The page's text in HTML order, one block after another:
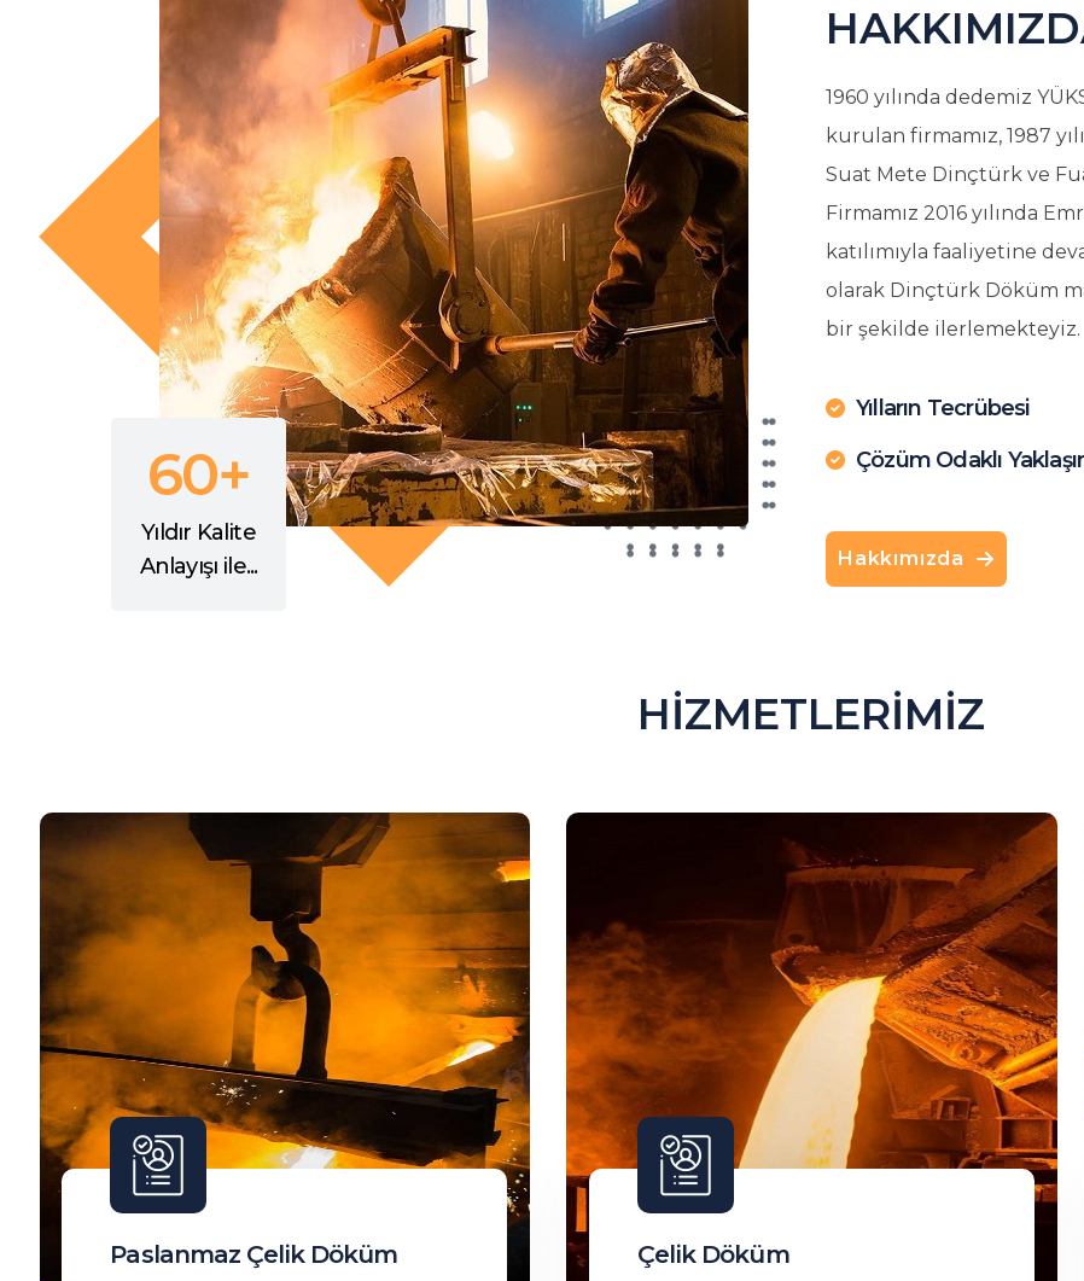
1960 yılında dedemiz
kurulan firmamız, 1987
Suat Mete Dinçtürk ve
Firmamız 2016 yılında
katılımıyla faaliyetine
olarak Dinçtürk Döküm
bir şekilde ilerlemekteyiz.
Yılların Tecrübesi
Çözüm Odaklı
Hakkımızda
60+
Yıldır Kalite
Anlayışı ile...
HİZMETLERİMİZ
Çelik Döküm Ni-Hard Döküm